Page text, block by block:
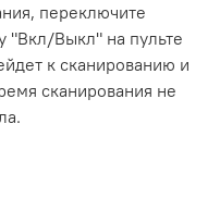
переключите
"Вкл/Выкл" на пульте
к сканированию и
сканирования не